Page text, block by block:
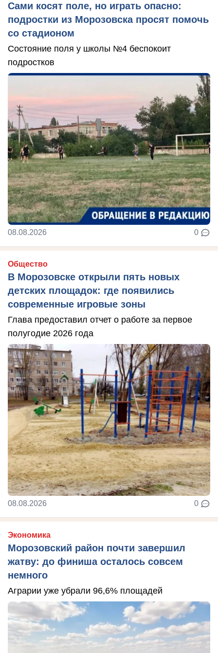
Сами косят поле, но играть опасно:
подростки из Морозовска просят помочь
со стадионом
Состояние поля у школы №4 беспокоит
подростков
08.08.2026 0
Общество
В Морозовске открыли пять новых
детских площадок: где появились
современные игровые зоны
Глава предоставил отчет о работе за первое
полугодие 2026 года
08.08.2026 0
Экономика
Морозовский район почти завершил
жатву: до финиша осталось совсем
немного
Аграрии уже убрали 96,6% площадей